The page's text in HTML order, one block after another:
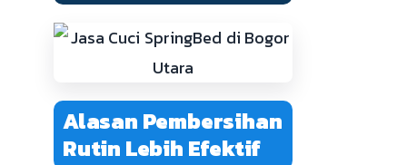
Alasan Pembersihan
Rutin Lebih Efektif